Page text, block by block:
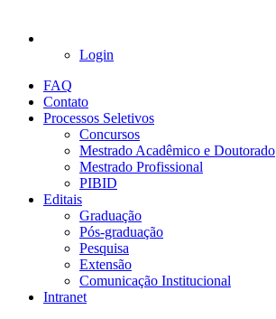
Login
FAQ
Contato
Processos Seletivos
Concursos
Mestrado Acadêmico e Doutorado
Mestrado Profissional
PIBID
Editais
Graduação
Pós-graduação
Pesquisa
Extensão
Comunicação Institucional
Intranet